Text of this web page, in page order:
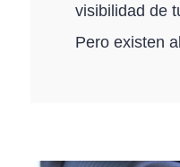
visibilidad de
Pero existen